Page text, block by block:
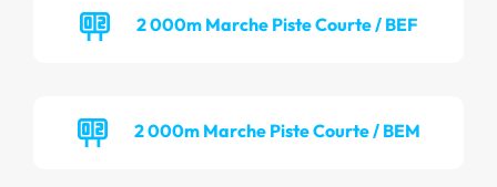
2 000m Marche Piste Courte / BEF
2 000m Marche Piste Courte / BEM